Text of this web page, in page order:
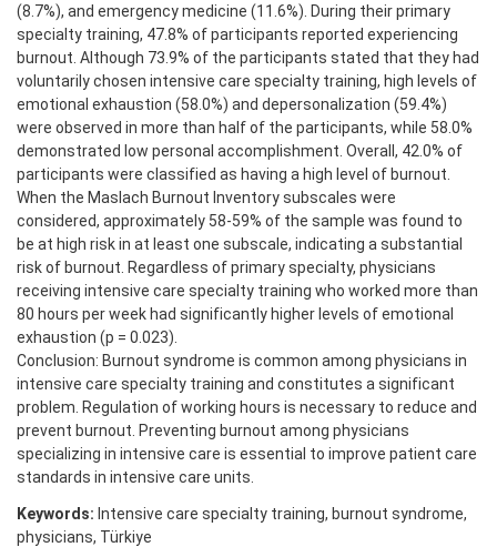
(8.7%), and emergency medicine (11.6%). During their primary
specialty training, 47.8% of participants reported experiencing
burnout. Although 73.9% of the participants stated that they had
voluntarily chosen intensive care specialty training, high levels of
emotional exhaustion (58.0%) and depersonalization (59.4%)
were observed in more than half of the participants, while 58.0%
demonstrated low personal accomplishment. Overall, 42.0% of
participants were classified as having a high level of burnout.
When the Maslach Burnout Inventory subscales were
considered, approximately 58-59% of the sample was found to
be at high risk in at least one subscale, indicating a substantial
risk of burnout. Regardless of primary specialty, physicians
receiving intensive care specialty training who worked more than
80 hours per week had significantly higher levels of emotional
exhaustion (p = 0.023).
Conclusion: Burnout syndrome is common among physicians in
intensive care specialty training and constitutes a significant
problem. Regulation of working hours is necessary to reduce and
prevent burnout. Preventing burnout among physicians
specializing in intensive care is essential to improve patient care
standards in intensive care units.
Keywords: Intensive care specialty training, burnout syndrome,
physicians, Türkiye